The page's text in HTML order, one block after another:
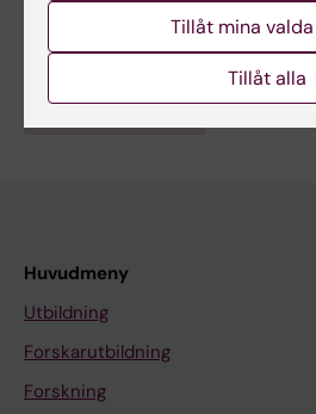
Medicinsk bioteknologi (Inriktn. mot
stamcellsbiologi), molekylärbiologi,
Redigera din profil
Huvudmeny
Utbildning
Forskarutbildning
Forskning
Tillåt mina
Tillåt alla